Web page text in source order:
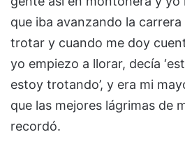
que iba avanzando la
trotar y cuando me doy
yo empiezo a llorar, decía
estoy trotando’, y era mi
que las mejores lágrimas de
recordó.